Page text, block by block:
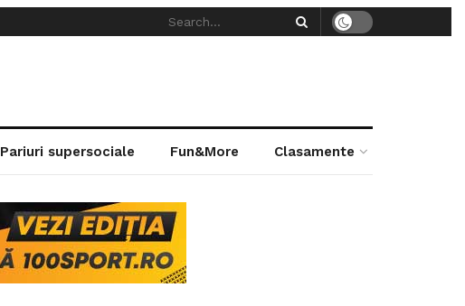
Pariuri supersociale Fun&More Clasamente